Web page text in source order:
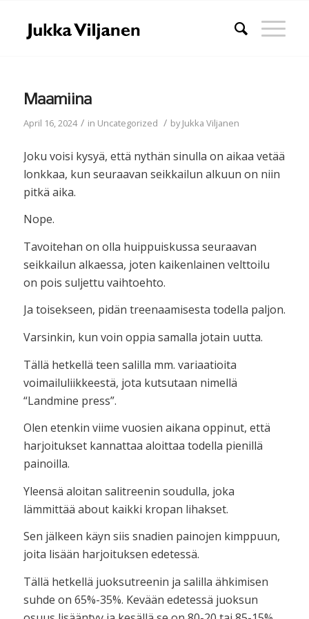
Maamiina
April 16, 2024 / in Uncategorized / byJukka Viljanen
Joku voisi kysyä, että nythän sinulla on aikaa vetää
lonkkaa, kun seuraavan seikkailun alkuun on niin
pitkä aika.
Nope.
Tavoitehan on olla huippuiskussa seuraavan
seikkailun alkaessa, joten kaikenlainen velttoilu
on pois suljettu vaihtoehto.
Ja toisekseen, pidän treenaamisesta todella paljon.
Varsinkin, kun voin oppia samalla jotain uutta.
Tällä hetkellä teen salilla mm. variaatioita
voimailuliikkeestä, jota kutsutaan nimellä
“Landmine press”.
Olen etenkin viime vuosien aikana oppinut, että
harjoitukset kannattaa aloittaa todella pienillä
painoilla.
Yleensä aloitan salitreenin soudulla, joka
lämmittää about kaikki kropan lihakset.
Sen jälkeen käyn siis snadien painojen kimppuun,
joita lisään harjoituksen edetessä.
Tällä hetkellä juoksutreenin ja salilla ähkimisen
suhde on 65%-35%. Kevään edetessä juoksun